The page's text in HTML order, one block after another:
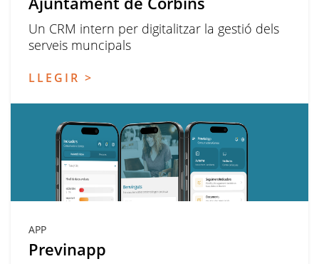
Un CRM intern per digitalitzar la gestió dels
serveis muncipals
LLEGIR >
APP
Previnapp